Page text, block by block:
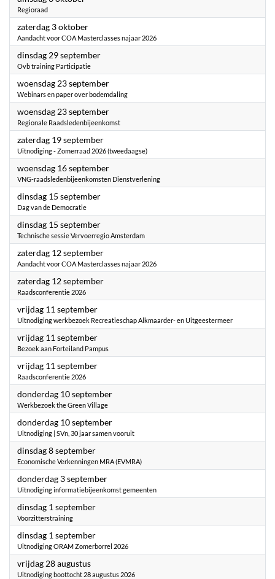
Regioraad
zaterdag 3 oktober2026
Aandacht voor COA Masterclasses najaar 2026
dinsdag 29 september2026
Ovb training Participatie
woensdag 23 september2026
Webinars en paper over bodemdaling
woensdag 23 september2026
Regionale Raadsledenbijeenkomst
zaterdag 19 september2026
Uitnodiging - Zomerraad 2026 (tweedaagse)
woensdag 16 september2026
VNG-raadsledenbijeenkomsten Dienstverlening
dinsdag 15 september2026
Dag van de Democratie
dinsdag 15 september2026
Technische sessie Vervoerregio Amsterdam
zaterdag 12 september2026
Aandacht voor COA Masterclasses najaar 2026
zaterdag 12 september2026
Raadsconferentie 2026
vrijdag 11 september2026
Uitnodiging werkbezoek Recreatieschap Alkmaarder- en Uitgeestermeer
vrijdag 11 september2026
Bezoek aan Forteiland Pampus
vrijdag 11 september2026
Raadsconferentie 2026
donderdag 10 september2026
Werkbezoek the Green Village
donderdag 10 september2026
Uitnodiging | SVn, 30 jaar samen vooruit
dinsdag 8 september2026
Economische Verkenningen MRA (EVMRA)
donderdag 3 september2026
Uitnodiging informatiebijeenkomst gemeenten
dinsdag 1 september2026
Voorzitterstraining
dinsdag 1 september2026
Uitnodiging ORAM Zomerborrel 2026
vrijdag 28 augustus2026
Uitnodiging boottocht 28 augustus 2026